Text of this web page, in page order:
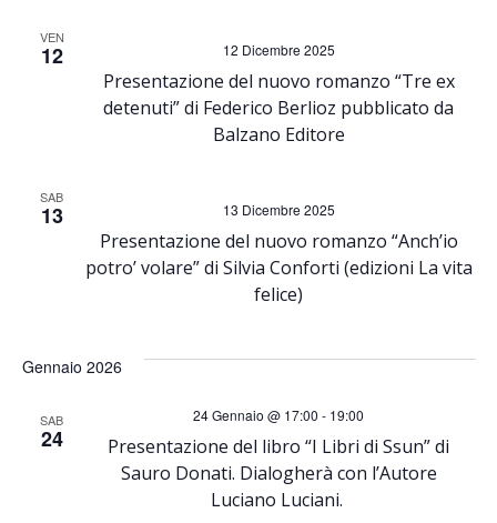
VEN
12
Presentazione del nuovo romanzo “Tre ex
detenuti” di Federico Berlioz pubblicato da
Balzano Editore
12 Dicembre 2025
SAB
13
Presentazione del nuovo romanzo “Anch’io
potro’ volare” di Silvia Conforti (edizioni La vita
felice)
13 Dicembre 2025
Gennaio 2026
SAB
24
Presentazione del libro “I Libri di Ssun” di
Sauro Donati. Dialogherà con l’Autore
Luciano Luciani.
24 Gennaio @ 17:00 - 19:00